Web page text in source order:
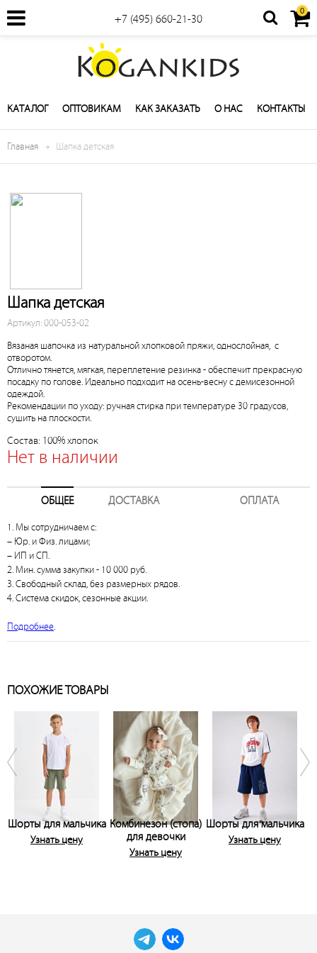
+7 (495) 660-21-30
0
КАТАЛОГ ОПТОВИКАМ КАК ЗАКАЗАТЬ О НАС КОНТАКТЫ
Главная Шапка детская
Шапка детская
Артикул: 000-053-02
Вязаная шапочка из натуральной хлопковой пряжи, однослойная, с
отворотом.
Отлично тянется, мягкая, переплетение резинка - обеспечит прекрасную
посадку по голове. Идеально подходит на осень-весну с демисезонной
одеждой.
Рекомендации по уходу: ручная стирка при температуре 30 градусов,
сушить на плоскости.
Состав: 100% хлопок
Нет в наличии
ОБЩЕЕ ДОСТАВКА ОПЛАТА
1. Мы сотрудничаем с:
– Юр. и Физ. лицами;
– ИП и СП.
2. Мин. сумма закупки - 10 000 руб.
3. Свободный склад, без размерных рядов.
4. Система скидок, сезонные акции.
Подробнее.
ПОХОЖИЕ ТОВАРЫ
Шорты для мальчика
Узнать цену
Комбинезон (стопа)
для девочки
Узнать цену
Шорты для мальчика
Узнать цену